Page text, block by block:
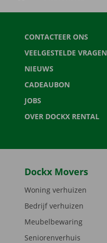
CONTACTEER ONS
VEELGESTELDE VRAGEN
NIEUWS
CADEAUBON
JOBS
OVER DOCKX RENTAL
Dockx Movers
Woning verhuizen
Bedrijf verhuizen
Meubelbewaring
Seniorenverhuis